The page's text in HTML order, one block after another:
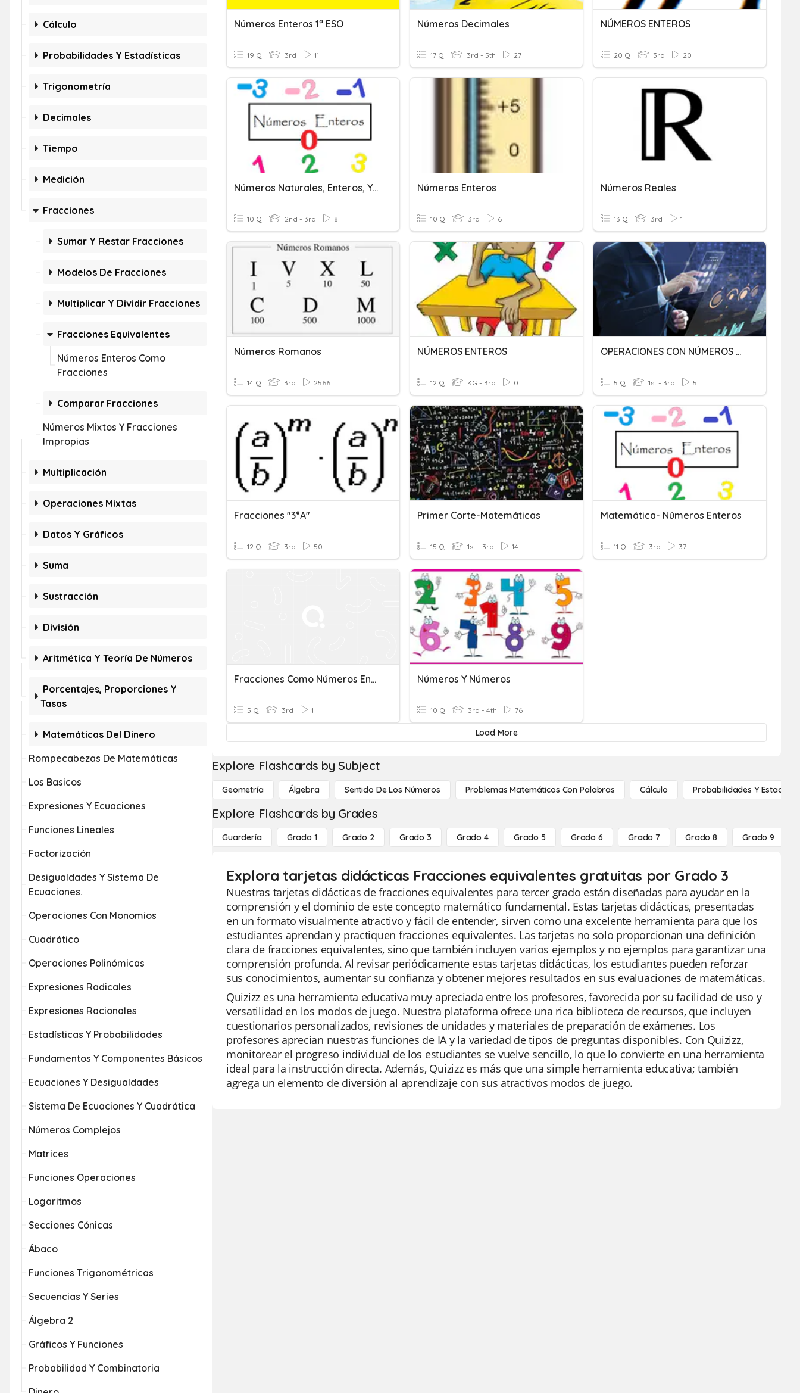
Cálculo
Probabilidades Y Estadísticas
Trigonometría
Decimales
Tiempo
Medición
Fracciones
Sumar Y Restar Fracciones
Modelos De Fracciones
Multiplicar Y Dividir Fracciones
Fracciones Equivalentes
Números Enteros Como
Fracciones
Comparar Fracciones
Números Mixtos Y Fracciones
Impropias
Multiplicación
Operaciones Mixtas
Datos Y Gráficos
Suma
Sustracción
División
Aritmética Y Teoría De Números
Porcentajes, Proporciones Y
Tasas
Matemáticas Del Dinero
Rompecabezas De Matemáticas
Los Basicos
Expresiones Y Ecuaciones
Funciones Lineales
Factorización
Desigualdades Y Sistema De
Ecuaciones.
Operaciones Con Monomios
Cuadrático
Operaciones Polinómicas
Expresiones Radicales
Expresiones Racionales
Estadísticas Y Probabilidades
Fundamentos Y Componentes Básicos
Ecuaciones Y Desigualdades
Sistema De Ecuaciones Y Cuadrática
Números Complejos
Matrices
Funciones Operaciones
Logaritmos
Secciones Cónicas
Ábaco
Funciones Trigonométricas
Secuencias Y Series
Álgebra 2
Gráficos Y Funciones
Probabilidad Y Combinatoria
Números Enteros 1ª ESO
19 Q 3rd 11
Números Decimales
17 Q 3rd - 5th 27
NÚMEROS ENTEROS
20 Q 3rd 20
Números Naturales, Enteros, Y Decimales.
10 Q 2nd - 3rd 8
Números Enteros
10 Q 3rd 6
Números Reales
13 Q 3rd 1
Números Romanos
14 Q 3rd 2566
NÚMEROS ENTEROS
12 Q KG - 3rd 0
OPERACIONES CON NÚMEROS ENTEROS
5 Q 1st - 3rd 5
Fracciones "3°A"
12 Q 3rd 50
Primer Corte-Matemáticas
15 Q 1st - 3rd 14
Matemática- Números Enteros
11 Q 3rd 37
Fracciones Como Números Enteros
5 Q 3rd 1
Números Y Números
10 Q 3rd - 4th 76
Load More
Explore Flashcards by Subject
Geometría Álgebra Sentido De Los Números Problemas Matemáticos Con Palabras Cálculo Probabilidades Y
Explore Flashcards by Grades
Guardería Grado 1 Grado 2 Grado 3 Grado 4 Grado 5 Grado 6 Grado 7 Grado 8 Grado 9
Explora tarjetas didácticas Fracciones equivalentes gratuitas por Grado 3
Nuestras tarjetas didácticas de fracciones equivalentes para tercer grado están diseñadas para ayudar en la
comprensión y el dominio de este concepto matemático fundamental. Estas tarjetas didácticas, presentadas
en un formato visualmente atractivo y fácil de entender, sirven como una excelente herramienta para que los
estudiantes aprendan y practiquen fracciones equivalentes. Las tarjetas no solo proporcionan una definición
clara de fracciones equivalentes, sino que también incluyen varios ejemplos y no ejemplos para garantizar una
comprensión profunda. Al revisar periódicamente estas tarjetas didácticas, los estudiantes pueden reforzar
sus conocimientos, aumentar su confianza y obtener mejores resultados en sus evaluaciones de matemáticas.
Quizizz es una herramienta educativa muy apreciada entre los profesores, favorecida por su facilidad de uso y
versatilidad en los modos de juego. Nuestra plataforma ofrece una rica biblioteca de recursos, que incluyen
cuestionarios personalizados, revisiones de unidades y materiales de preparación de exámenes. Los
profesores aprecian nuestras funciones de IA y la variedad de tipos de preguntas disponibles. Con Quizizz,
monitorear el progreso individual de los estudiantes se vuelve sencillo, lo que lo convierte en una herramienta
ideal para la instrucción directa. Además, Quizizz es más que una simple herramienta educativa; también
agrega un elemento de diversión al aprendizaje con sus atractivos modos de juego.